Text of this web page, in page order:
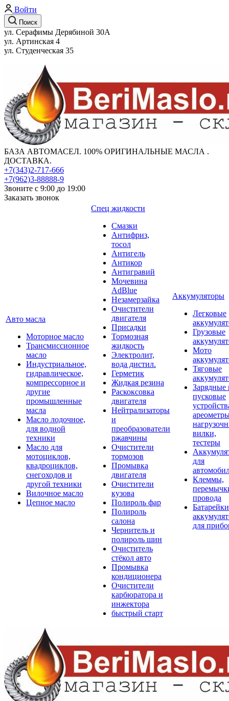
Войти
Поиск
ул. Серафимы Дерябиной 30А
ул. Артинская 4
ул. Студенческая 35
БАЗА АВТОМАСЕЛ. 100% ОРИГИНАЛЬНЫЕ МАСЛА .
ДОСТАВКА.
+7(343)2-717-666
+7(962)3-88888-9
Звоните с 9:00 до 19:00
Заказать звонок
Авто масла
Моторное масло
Трансмиссионное
масло
Индустриальное,
гидравлическое,
компрессорное и
другие
промышленные
масла
Масло лодочное,
для водной
техники
Масло для
мотоциклов,
квадроциклов,
снегоходов и
другой техники
Вилочное масло
Цепное масло
Спец жидкости
Смазки
Антифриз,
тосол
Антигель
Антикор
Антигравий
Мочевина
AdBlue
Незамерзайка
Очистители
двигателя
Присадки
Тормозная
жидкость
Электролит,
вода дистил.
Герметик
Жидкая резина
Раскоксовка
двигателя
Нейтрализаторы
и
преобразователи
ржавчины
Очистители
тормозов
Промывка
двигателя
Очистители
кузова
Полироль фар
Полироль
салона
Чернитель и
полироль шин
Очиститель
стёкол авто
Промывка
кондиционера
Очистители
карбюратора и
инжектора
быстрый старт
Аккумуляторы
Легковые
Грузовые
Мото
Тяговые
Зарядные
пусковые
вилки,
тестеры
для
Клеммы,
провода
для